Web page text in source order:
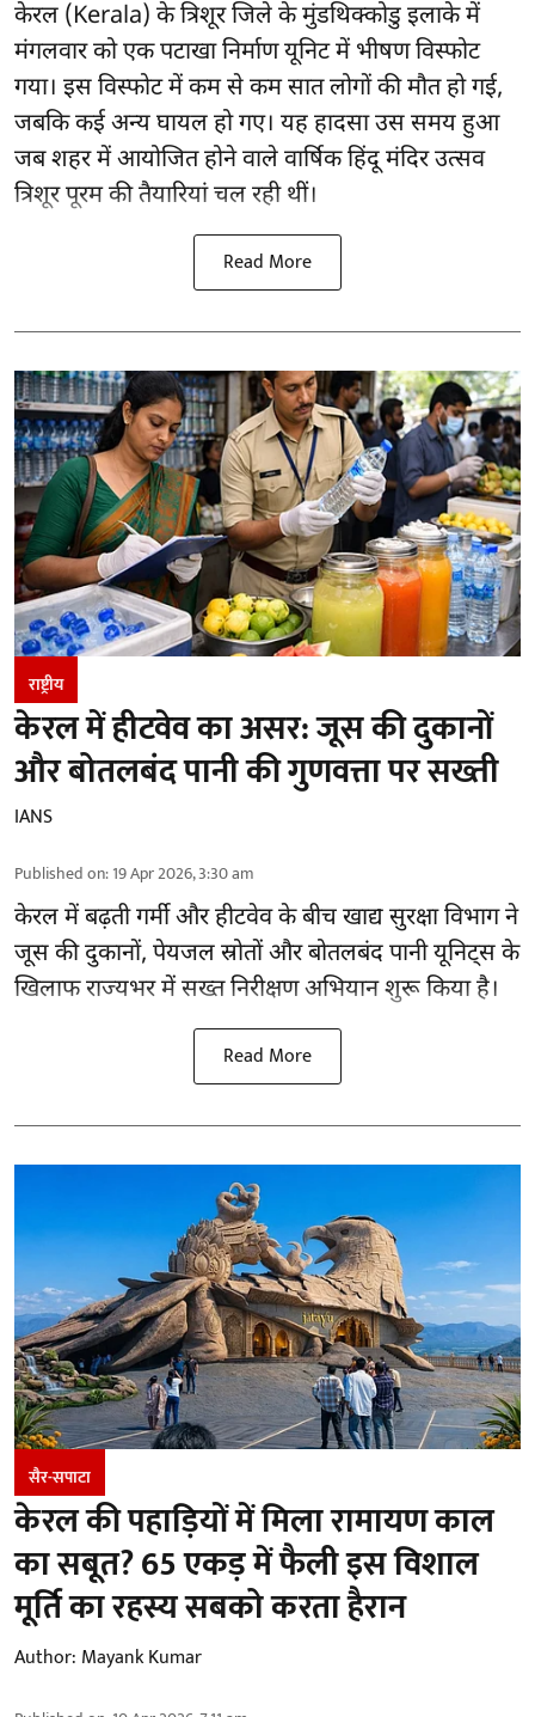
केरल (Kerala) के त्रिशूर जिले के मुंडथिक्कोडु इलाके में
मंगलवार को एक पटाखा निर्माण यूनिट में भीषण विस्फोट
गया। इस विस्फोट में कम से कम सात लोगों की मौत हो गई,
जबकि कई अन्य घायल हो गए। यह हादसा उस समय हुआ
जब शहर में आयोजित होने वाले वार्षिक हिंदू मंदिर उत्सव
त्रिशूर पूरम की तैयारियां चल रही थीं।
Read More
राष्ट्रीय
केरल में हीटवेव का असर: जूस की दुकानों
और बोतलबंद पानी की गुणवत्ता पर सख्ती
IANS
Published on:19 Apr 2026, 3:30 am
केरल में बढ़ती गर्मी और हीटवेव के बीच खाद्य सुरक्षा विभाग ने
जूस की दुकानों, पेयजल स्रोतों और बोतलबंद पानी यूनिट्स के
खिलाफ राज्यभर में सख्त निरीक्षण अभियान शुरू किया है।
Read More
सैर-सपाटा
केरल की पहाड़ियों में मिला रामायण काल
का सबूत? 65 एकड़ में फैली इस विशाल
मूर्ति का रहस्य सबको करता हैरान
Author: Mayank Kumar